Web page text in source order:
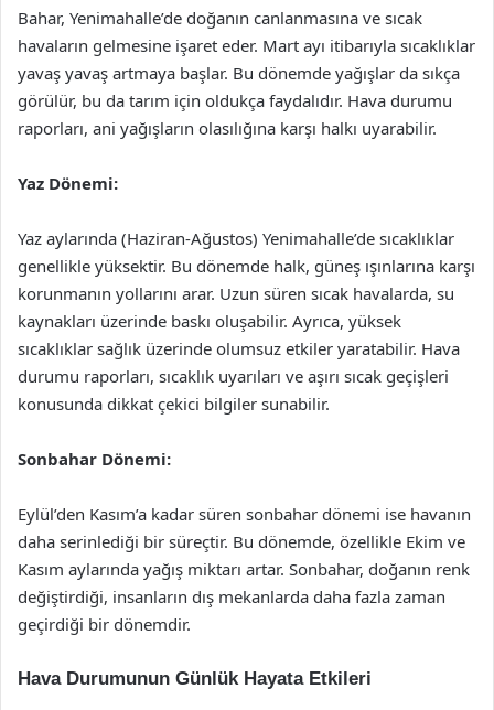
Bahar, Yenimahalle’de doğanın canlanmasına ve sıcak
havaların gelmesine işaret eder. Mart ayı itibarıyla sıcaklıklar
yavaş yavaş artmaya başlar. Bu dönemde yağışlar da sıkça
görülür, bu da tarım için oldukça faydalıdır. Hava durumu
raporları, ani yağışların olasılığına karşı halkı uyarabilir.
Yaz Dönemi:
Yaz aylarında (Haziran-Ağustos) Yenimahalle’de sıcaklıklar
genellikle yüksektir. Bu dönemde halk, güneş ışınlarına karşı
korunmanın yollarını arar. Uzun süren sıcak havalarda, su
kaynakları üzerinde baskı oluşabilir. Ayrıca, yüksek
sıcaklıklar sağlık üzerinde olumsuz etkiler yaratabilir. Hava
durumu raporları, sıcaklık uyarıları ve aşırı sıcak geçişleri
konusunda dikkat çekici bilgiler sunabilir.
Sonbahar Dönemi:
Eylül’den Kasım’a kadar süren sonbahar dönemi ise havanın
daha serinlediği bir süreçtir. Bu dönemde, özellikle Ekim ve
Kasım aylarında yağış miktarı artar. Sonbahar, doğanın renk
değiştirdiği, insanların dış mekanlarda daha fazla zaman
geçirdiği bir dönemdir.
Hava Durumunun Günlük Hayata Etkileri